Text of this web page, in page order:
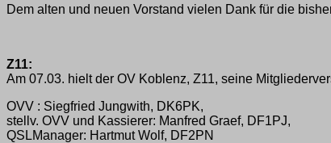
Dem alten und neuen Vorstand vielen Dank für die
Z11:
Am 07.03. hielt der OV Koblenz, Z11, seine
OVV : Siegfried Jungwith, DK6PK,
stellv. OVV und Kassierer: Manfred Graef, DF1PJ,
QSL­Manager: Hartmut Wolf, DF2PN